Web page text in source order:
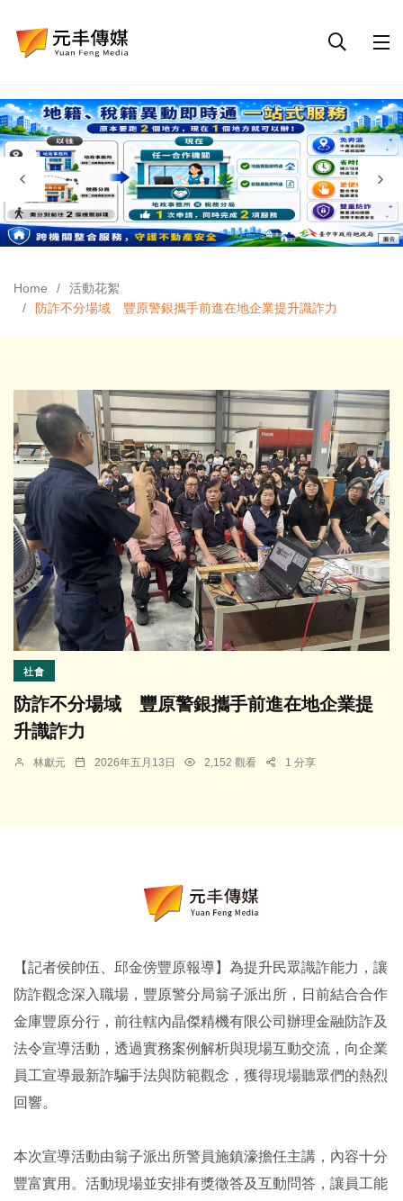
Home
活動花絮
防詐不分場域 豐原警銀攜手前進在地企業提升識詐力
社會
防詐不分場域 豐原警銀攜手前進在地企業提
升識詐力
林獻元 2026年五月13日 2,152 觀看 1 分享
【記者侯帥伍、邱金傍豐原報導】為提升民眾識詐能力，讓
防詐觀念深入職場，豐原警分局翁子派出所，日前結合合作
金庫豐原分行，前往轄內晶傑精機有限公司辦理金融防詐及
法令宣導活動，透過實務案例解析與現場互動交流，向企業
員工宣導最新詐騙手法與防範觀念，獲得現場聽眾們的熱烈
回響。
本次宣導活動由翁子派出所警員施鎮濠擔任主講，內容十分
豐富實用。活動現場並安排有獎徵答及互動問答，讓員工能